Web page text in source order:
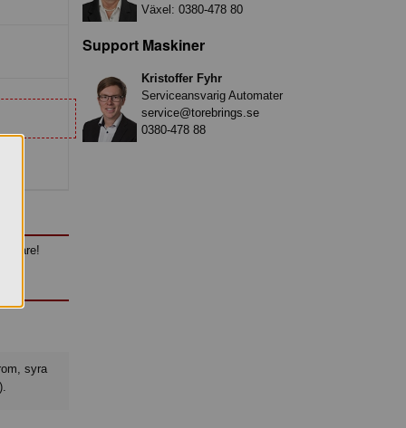
Växel: 0380-478 80
Support Maskiner
Kristoffer Fyhr
Serviceansvarig Automater
service@torebrings.se
0380-478 88